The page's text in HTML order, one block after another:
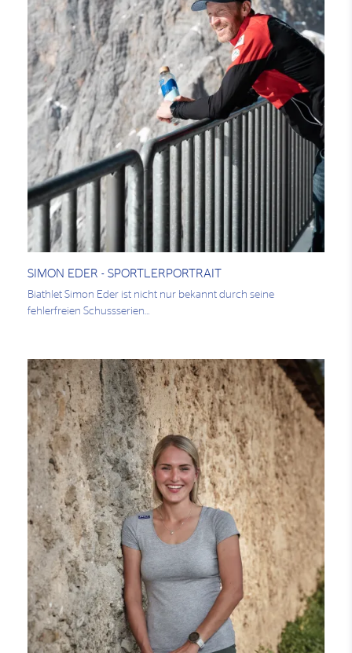
SIMON EDER - SPORTLERPORTRAIT
Biathlet Simon Eder ist nicht nur bekannt durch seine
fehlerfreien Schussserien…